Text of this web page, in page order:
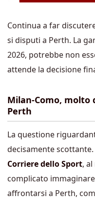
Continua a far
si disputi a Perth. La
2026, potrebbe non
attende la decisione
Milan-Como, molto
Perth
La questione
decisamente
Corriere dello Sport,
complicato
affrontarsi a Perth,